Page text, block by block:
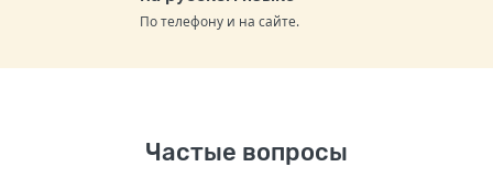
По телефону и на сайте.
Частые вопросы